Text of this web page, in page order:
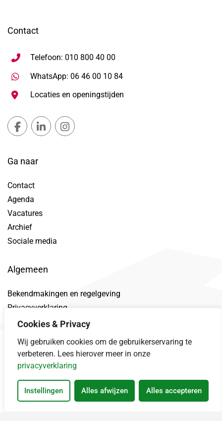
Cookies & Privacy
Wij gebruiken cookies om de gebruikerservaring te
verbeteren. Lees hierover meer in onze
privacyverklaring
Instellingen Alles afwijzen Alles accepteren
Contact
Telefoon: 010 800 40 00
WhatsApp: 06 46 00 10 84Stuur WhatsApp bericht,
Locaties en openingstijden
Gemeente Lansingerland Facebook, opent in nieuw
Gemeente Lansingerland LinkedIn, opent in
Ga naar
Contact
Agenda
Vacatures
Archief
Sociale media
Algemeen
Bekendmakingen en regelgeving
Privacyverklaring
Toegankelijkheidsverklaring
Datalek